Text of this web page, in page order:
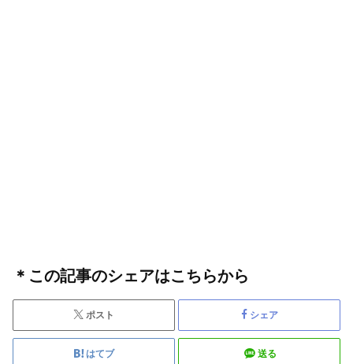
＊この記事のシェアはこちらから
ポスト シェア
はてブ 送る